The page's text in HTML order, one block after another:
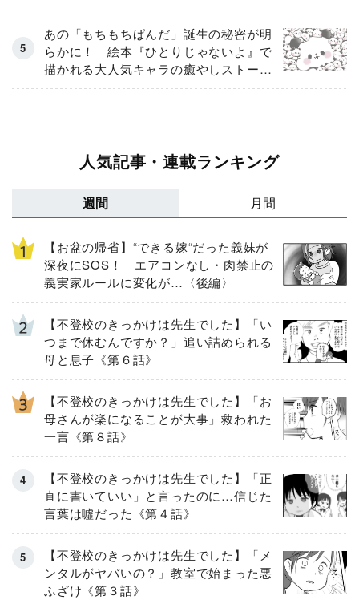
あの「もちもちぱんだ」誕生の秘密が明
らかに！ 絵本『ひとりじゃないよ』で
描かれる大人気キャラの癒やしストーリ
ー
人気記事・連載ランキング
週間 月間
【お盆の帰省】“できる嫁“だった義妹が
深夜にSOS！ エアコンなし・肉禁止の
義実家ルールに変化が…〈後編〉
【不登校のきっかけは先生でした】「い
つまで休むんですか？」追い詰められる
母と息子《第６話》
【不登校のきっかけは先生でした】「お
母さんが楽になることが大事」救われた
一言《第８話》
【不登校のきっかけは先生でした】「正
直に書いていい」と言ったのに…信じた
言葉は噓だった《第４話》
【不登校のきっかけは先生でした】「メ
ンタルがヤバいの？」教室で始まった悪
ふざけ《第３話》